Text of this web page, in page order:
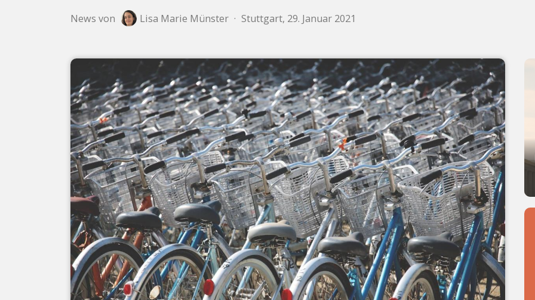
News von Lisa Marie Münster · Stuttgart, 29. Januar 2021